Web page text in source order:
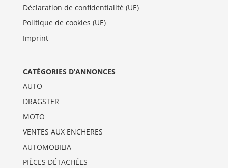
Déclaration de confidentialité (UE)
Politique de cookies (UE)
Imprint
CATÉGORIES D’ANNONCES
AUTO
DRAGSTER
MOTO
VENTES AUX ENCHERES
AUTOMOBILIA
PIÈCES DÉTACHÉES